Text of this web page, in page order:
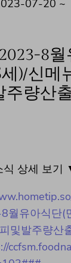
07-20 ~
8
)/신메
주량산
식 상세 보기
월유아식단(
및발주량산